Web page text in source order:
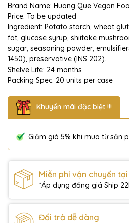
Brand Name: Huong Que Vegan
Price: To be updated
Ingredient: Potato starch, wheat
fat, glucose syrup, shiitake
sugar, seasoning powder, emulsifiers
1450), preservative (INS 202).
Shelve Life: 24 months
Packing Spec: 20 units per case
Khuyến mãi đặc biệt !!!
Giảm giá 5% khi mua từ sản
Miễn phí vận chuyển tại
*Áp dụng đồng giá Ship
Đổi trả dễ dàng